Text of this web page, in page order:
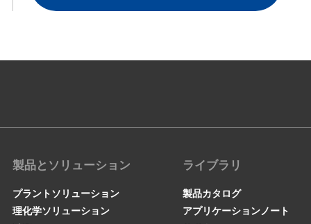
製品とソリューション
プラントソリューション
理化学ソリューション
ライブラリ
製品カタログ
アプリケーションノート